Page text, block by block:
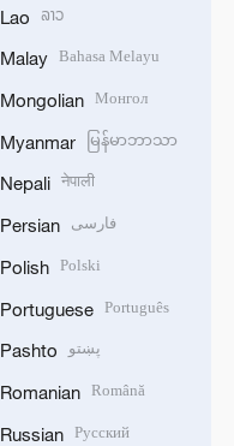
Lao ລາວ
Malay Bahasa Melayu
Mongolian Монгол
Myanmar မြန်မာဘာသာ
Nepali नेपाली
Persian فارسی
Polish Polski
Portuguese Português
Pashto پښتو
Romanian Română
Russian Русский